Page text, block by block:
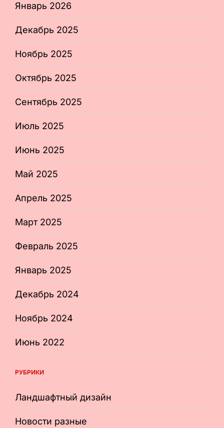
Январь 2026
Декабрь 2025
Ноябрь 2025
Октябрь 2025
Сентябрь 2025
Июль 2025
Июнь 2025
Май 2025
Апрель 2025
Март 2025
Февраль 2025
Январь 2025
Декабрь 2024
Ноябрь 2024
Июнь 2022
РУБРИКИ
Ландшафтный дизайн
Новости разные